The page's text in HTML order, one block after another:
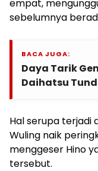
empat,
sebelumnya
BACA JUGA:
Daya Tarik
Daihatsu
Hal serupa terjadi
Wuling naik
menggeser Hino
tersebut.